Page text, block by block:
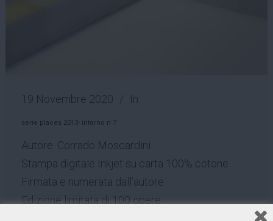
19 Novembre 2020 In
serie places 2013- interno n 7
Autore: Corrado Moscardini
Stampa digitale Inkjet su carta 100% cotone
Firmata e numerata dall’autore
Edizione limitata di 100 opere